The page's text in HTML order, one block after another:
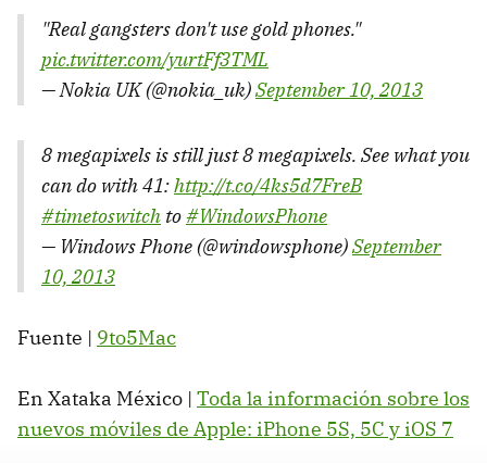
"Real gangsters don't use gold phones."
pic.twitter.com/yurtFf3TML
— Nokia UK (@nokia_uk)September 10, 2013
8 megapixels is still just 8 megapixels. See what you
can do with 41:http://t.co/4ks5d7FreB
#timetoswitch to#WindowsPhone
— Windows Phone (@windowsphone)September
10, 2013
Fuente | 9to5Mac
En Xataka México | Toda la información sobre los
nuevos móviles de Apple: iPhone 5S, 5C y iOS 7